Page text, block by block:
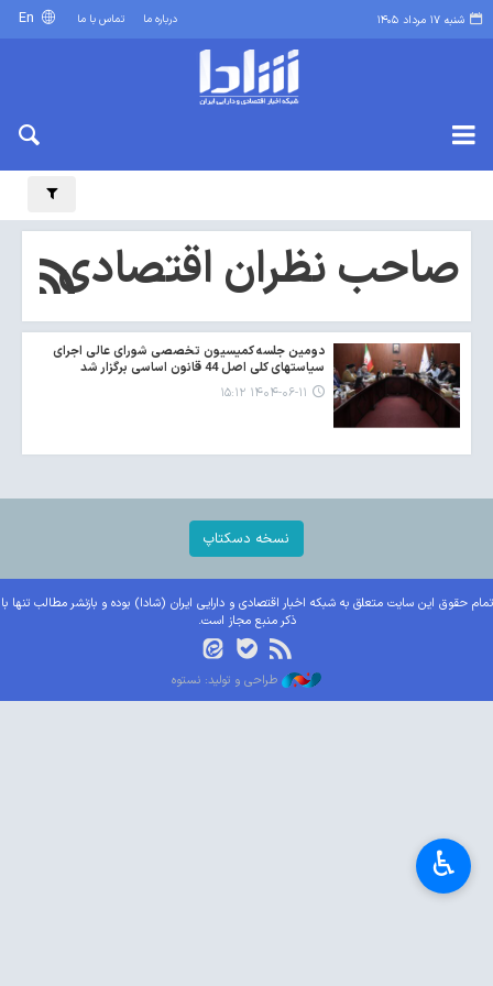
شنبه ۱۷ مرداد ۱۴۰۵ درباره ما تماس با ما
صاحب نظران اقتصادی
دومین جلسه کمیسیون تخصصی شورای عالی اجرای
سیاستهای کلی اصل 44 قانون اساسی برگزار شد
۱۴۰۴-۰۶-۱۱ ۱۵:۱۲
نسخه دسکتاپ
تمام حقوق این سایت متعلق به شبکه اخبار اقتصادی و دارایی ایران (شادا) بوده و بازنشر مطالب تنها با
ذکر منبع مجاز است.
طراحی و تولید: نستوه
♿︎